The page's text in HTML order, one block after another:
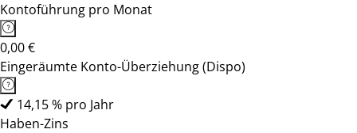
Kontoführung pro Monat
0,00 €
Eingeräumte Konto-Überziehung (Dispo)
14,15 % pro Jahr
Haben-Zins